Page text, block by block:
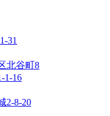
31
北谷町8
1-16
2-8-20